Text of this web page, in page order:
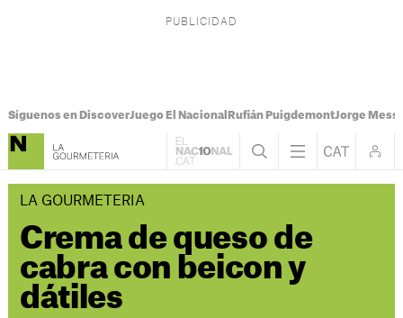
Síguenos en DiscoverJuego El Nacional Rufián PuigdemontJorge Messi
LA GOURMETERIA
Crema de queso de
cabra con beicon y
dátiles